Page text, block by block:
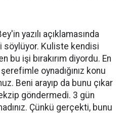
yazılı açıklamasında
söylüyor. Kuliste kendisi
bu işi bırakırım diyordu. En
oynadığınız konu
Beni arayıp da bunu çıkar
göndermedi. 3 gün
Çünkü gerçekti, bunu